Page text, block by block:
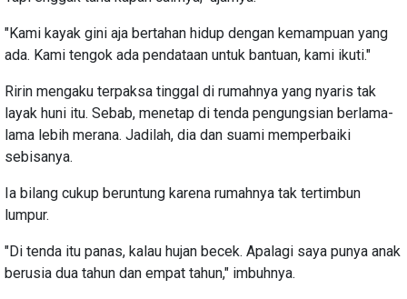
"Kami kayak gini aja bertahan hidup dengan kemampuan yang
ada. Kami tengok ada pendataan untuk bantuan, kami ikuti."
Ririn mengaku terpaksa tinggal di rumahnya yang nyaris tak
layak huni itu. Sebab, menetap di tenda pengungsian berlama-
lama lebih merana. Jadilah, dia dan suami memperbaiki
sebisanya.
Ia bilang cukup beruntung karena rumahnya tak tertimbun
lumpur.
"Di tenda itu panas, kalau hujan becek. Apalagi saya punya anak
berusia dua tahun dan empat tahun," imbuhnya.